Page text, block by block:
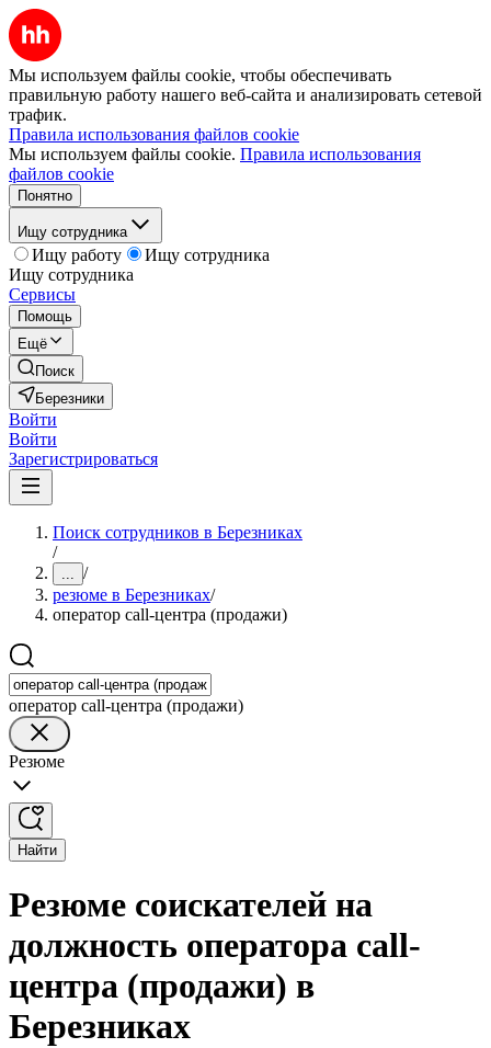
Мы используем файлы cookie, чтобы обеспечивать
правильную работу нашего веб-сайта и анализировать сетевой
трафик.
Правила использования файлов cookie
Мы используем файлы cookie. Правила использования
файлов cookie
Понятно
Ищу сотрудника
Ищу работу
Ищу сотрудника
Ищу сотрудника
Сервисы
Помощь
Ещё
Поиск
Березники
Войти
Войти
Зарегистрироваться
Поиск сотрудников в Березниках
/
... /
резюме в Березниках/
оператор call-центра (продажи)
оператор call-центра (продажи)
Резюме
Найти
Резюме соискателей на
должность оператора call-
центра (продажи) в
Березниках